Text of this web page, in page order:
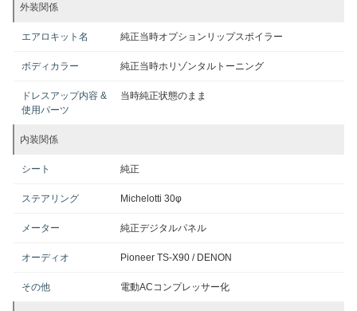
外装関係
エアロキット名 純正当時オプションリップスポイラー
ボディカラー 純正当時ホリゾンタルトーニング
ドレスアップ内容 &
使用パーツ
当時純正状態のまま
内装関係
シート 純正
ステアリング Michelotti 30φ
メーター 純正デジタルパネル
オーディオ Pioneer TS-X90 / DENON
その他 電動ACコンプレッサー化